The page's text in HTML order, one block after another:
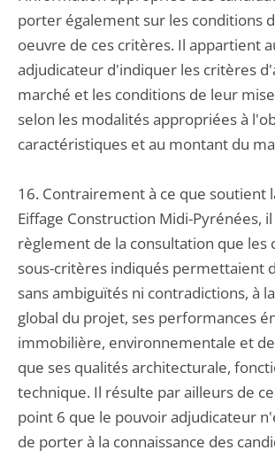
porter également sur les conditions
oeuvre de ces critères. Il appartient
adjudicateur d'indiquer les critères
marché et les conditions de leur
selon les modalités appropriées à
caractéristiques et au montant du
16. Contrairement à ce que soutient
Eiffage Construction Midi-Pyrénées,
règlement de la consultation que les
sous-critères indiqués permettaient
sans ambiguïtés ni contradictions, à
global du projet, ses performances
immobilière, environnementale et
que ses qualités architecturale,
technique. Il résulte par ailleurs de
point 6 que le pouvoir adjudicateur
de porter à la connaissance des